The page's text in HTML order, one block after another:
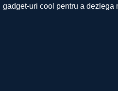
gadget-uri cool pentru a dezlega